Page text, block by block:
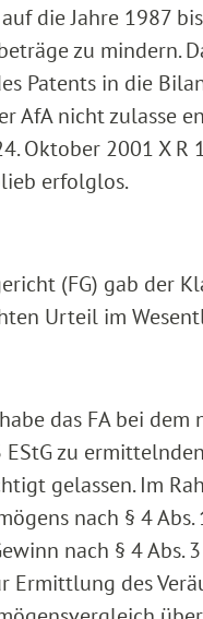
die Jahre 1987
zu mindern.
Patents in die
AfA nicht zulasse
Oktober 2001 X R
erfolglos.
(FG) gab der
Urteil im
das FA bei dem
EStG zu
gelassen. Im
nach § 4
nach § 4 Abs.
Ermittlung des